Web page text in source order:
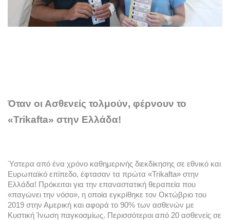
Όταν οι Ασθενείς τολμούν, φέρνουν το
«Trikafta» στην Ελλάδα!
Ύστερα από ένα χρόνο καθημερινής διεκδίκησης σε εθνικό και
Ευρωπαϊκό επίπεδο, έφτασαν τα πρώτα «Trikafta» στην
Ελλάδα! Πρόκειται για την επαναστατική θεραπεία που
«παγώνει την νόσο», η οποία εγκρίθηκε τον Οκτώβριο του
2019 στην Αμερική και αφορά το 90% των ασθενών με
Κυστική Ίνωση παγκοσμίως. Περισσότεροι από 20 ασθενείς σε